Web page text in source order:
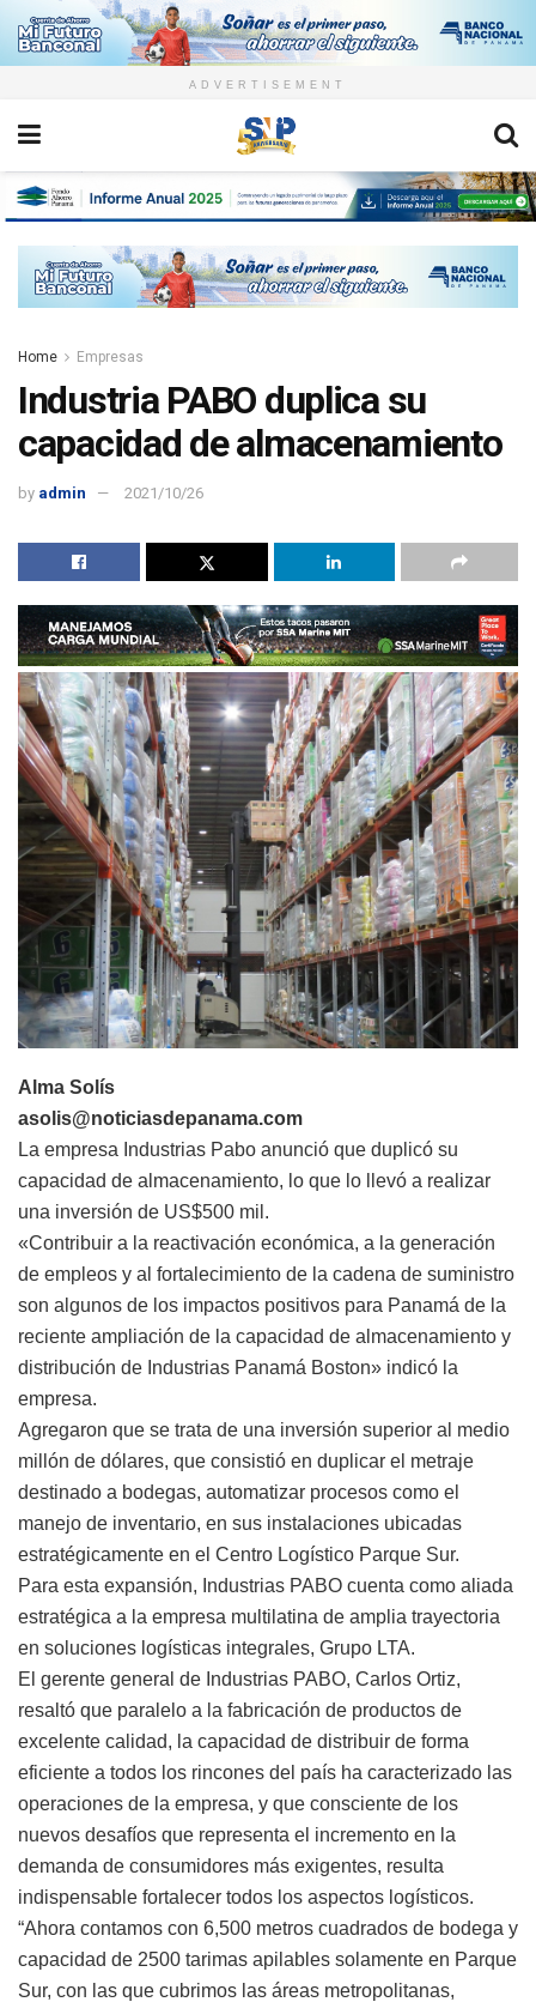
ADVERTISEMENT
Home Empresas
Industria PABO duplica su
capacidad de almacenamiento
by admin 2021/10/26
Alma Solís
asolis@noticiasdepanama.com
La empresa Industrias Pabo anunció que duplicó su
capacidad de almacenamiento, lo que lo llevó a realizar
una inversión de US$500 mil.
«Contribuir a la reactivación económica, a la generación
de empleos y al fortalecimiento de la cadena de suministro
son algunos de los impactos positivos para Panamá de la
reciente ampliación de la capacidad de almacenamiento y
distribución de Industrias Panamá Boston» indicó la
empresa.
Agregaron que se trata de una inversión superior al medio
millón de dólares, que consistió en duplicar el metraje
destinado a bodegas, automatizar procesos como el
manejo de inventario, en sus instalaciones ubicadas
estratégicamente en el Centro Logístico Parque Sur.
Para esta expansión, Industrias PABO cuenta como aliada
estratégica a la empresa multilatina de amplia trayectoria
en soluciones logísticas integrales, Grupo LTA.
El gerente general de Industrias PABO, Carlos Ortiz,
resaltó que paralelo a la fabricación de productos de
excelente calidad, la capacidad de distribuir de forma
eficiente a todos los rincones del país ha caracterizado las
operaciones de la empresa, y que consciente de los
nuevos desafíos que representa el incremento en la
demanda de consumidores más exigentes, resulta
indispensable fortalecer todos los aspectos logísticos.
“Ahora contamos con 6,500 metros cuadrados de bodega y
capacidad de 2500 tarimas apilables solamente en Parque
Sur, con las que cubrimos las áreas metropolitanas,